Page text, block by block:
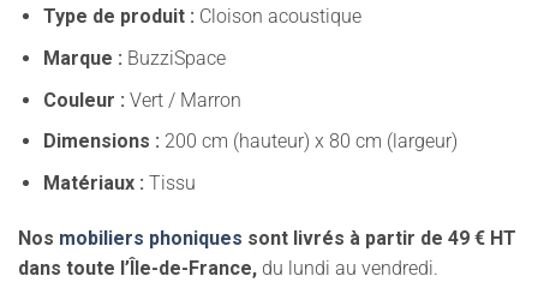
Type de produit : Cloison acoustique
Marque : BuzziSpace
Couleur : Vert / Marron
Dimensions : 200 cm (hauteur) x 80 cm (largeur)
Matériaux : Tissu
Nos mobiliers phoniques sont livrés à partir de 49 € HT
dans toute l’Île-de-France, du lundi au vendredi.